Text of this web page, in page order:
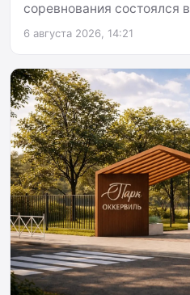
соревнования состоялся в
6 августа 2026, 14:21